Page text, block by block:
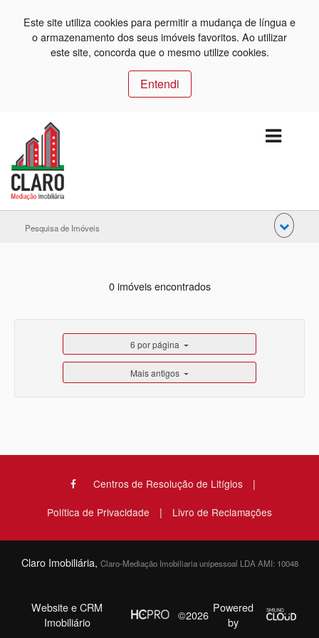
Este site utiliza cookies para permitir a mudança de língua e
o armazenamento dos seus imóveis favoritos. Ao utilizar
este site, concorda que o mesmo utilize cookies.
Entendi
Pesquisa de Imóveis
0 imóveis encontrados
6 por página
Mais antigos
Centros de Resolução de Litígios |
Política de Privacidade | Livro de Reclamações
Claro Imobiliária, Claro-Mediação Imobiliaria unipessoal LDA AMI: 10048
Website e CRM
Imobiliário
©2026 Powered
by